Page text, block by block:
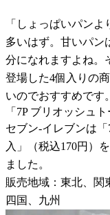
「しょっぱいパン
多いはず。甘いパン
分になれますよね。
登場した4個入りの
いのでおすすめです。
「7P ブリオッシュ
セブン-イレブンは
入」（税込170円）
ました。
販売地域：東北、関
四国、九州